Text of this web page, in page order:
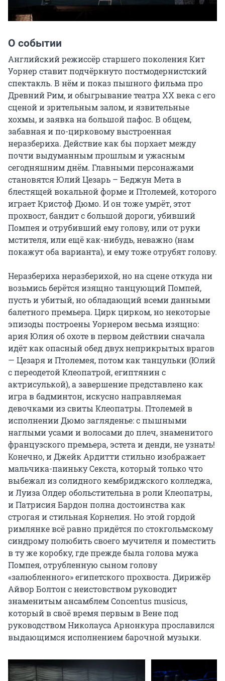
О событии
Английский режиссёр старшего поколения Кит
Уорнер ставит подчёркнуто постмодернистский
спектакль. В нём и показ пышного фильма про
Древний Рим, и обыгрывание театра ХХ века с его
сценой и зрительным залом, и язвительные
хохмы, и заявка на большой пафос. В общем,
забавная и по-цирковому выстроенная
неразбериха. Действие как бы порхает между
почти выдуманным прошлым и ужасным
сегодняшним днём. Главными персонажами
становятся Юлий Цезарь – Беджун Мета в
блестящей вокальной форме и Птолемей, которого
играет Кристоф Дюмо. И он тоже умрёт, этот
прохвост, бандит с большой дороги, убивший
Помпея и отрубивший ему голову, или от руки
мстителя, или ещё как-нибудь, неважно (нам
покажут оба варианта), и ему тоже отрубят голову.
Неразбериха неразберихой, но на сцене откуда ни
возьмись берётся изящно танцующий Помпей,
пусть и убитый, но обладающий всеми данными
балетного премьера. Цирк цирком, но некоторые
эпизоды построены Уорнером весьма изящно:
ария Юлия об охоте в первом действии сначала
идёт как опасный обед двух неприкрытых врагов
— Цезаря и Птолемея, потом как танцульки (Юлий
с переодетой Клеопатрой, египтянин с
актрисулькой), а завершение представлено как
игра в бадминтон, искусно направляемая
девочками из свиты Клеопатры. Птолемей в
исполнении Дюмо загляденье: с пышными
наглыми усами и волосами до плеч, знаменитого
французского премьера, эстета и денди, не узнать!
Конечно, и Джейк Ардитти стильно изображает
мальчика-паиньку Секста, который только что
выбежал из солидного кембриджского колледжа,
и Луиза Олдер обольстительна в роли Клеопатры,
и Патрисия Бардон полна достоинства как
строгая и стильная Корнелия. Но этой гордой
римлянке всё равно придётся по стокгольмскому
синдрому полюбить своего мучителя и поместить
в ту же коробку, где прежде была голова мужа
Помпея, отрубленную сыном голову
«залюбленного» египетского прохвоста. Дирижёр
Айвор Болтон с неистовством руководит
знаменитым ансамблем Concentus musicus,
который в своё время первым в Вене под
руководством Николауса Арнонкура прославился
выдающимся исполнением барочной музыки.